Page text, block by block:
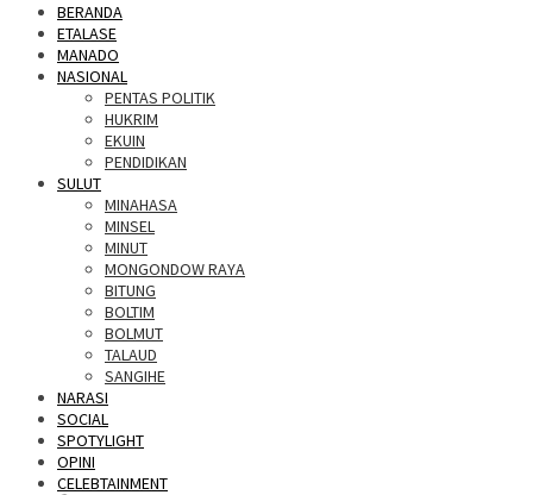
BERANDA
ETALASE
MANADO
NASIONAL
PENTAS POLITIK
HUKRIM
EKUIN
PENDIDIKAN
SULUT
MINAHASA
MINSEL
MINUT
MONGONDOW RAYA
BITUNG
BOLTIM
BOLMUT
TALAUD
SANGIHE
NARASI
SOCIAL
SPOTYLIGHT
OPINI
CELEBTAINMENT